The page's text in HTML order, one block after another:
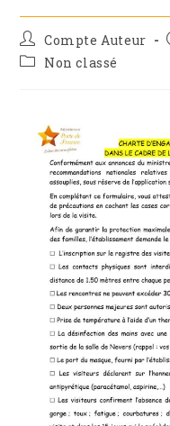
Compte Auteur
Non classé